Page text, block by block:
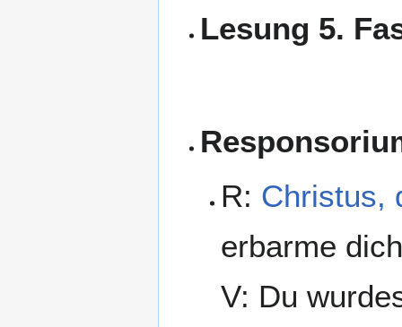
Lesung 5.
R: Christus,
erbarme
V: Du